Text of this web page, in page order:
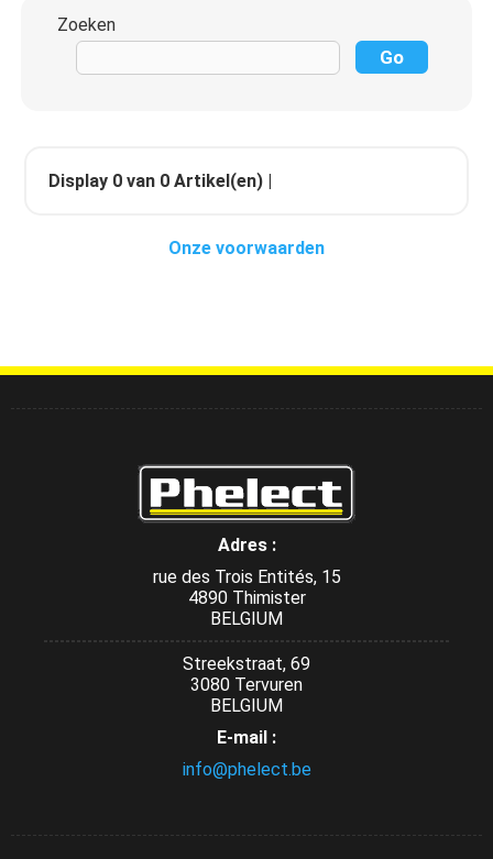
Zoeken
Display 0 van 0 Artikel(en) |
Onze voorwaarden
Adres :
rue des Trois Entités, 15
4890 Thimister
BELGIUM
Streekstraat, 69
3080 Tervuren
BELGIUM
E-mail :
info@phelect.be